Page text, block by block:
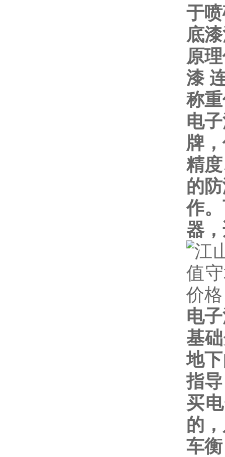
于
底
原
漆
称
电
牌
精
的
作
器
电
基
地
指
买
的
车